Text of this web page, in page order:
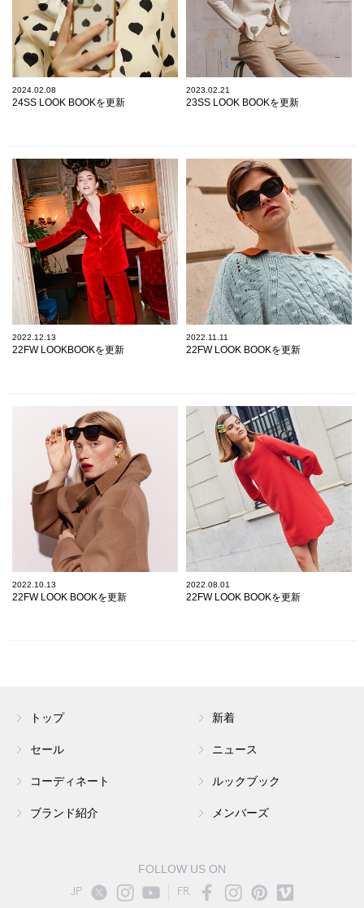
2024.02.08
24SS LOOK BOOKを更新
2023.02.21
23SS LOOK BOOKを更新
2022.12.13
22FW LOOKBOOKを更新
2022.11.11
22FW LOOK BOOKを更新
2022.10.13
22FW LOOK BOOKを更新
2022.08.01
22FW LOOK BOOKを更新
トップ 新着
セール ニュース
コーディネート ルックブック
ブランド紹介 メンバーズ
FOLLOW US ON
JP FR